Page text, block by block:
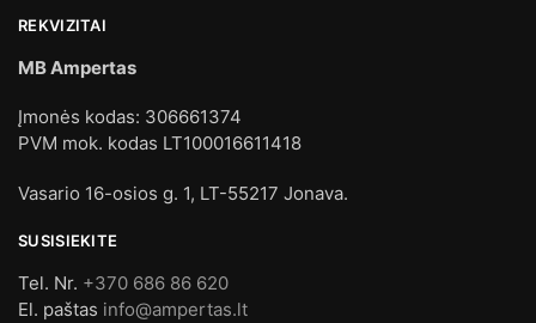
REKVIZITAI
MB Ampertas
Įmonės kodas: 306661374
PVM mok. kodas LT100016611418
Vasario 16-osios g. 1, LT-55217 Jonava.
SUSISIEKITE
Tel. Nr. +370 686 86 620
El. paštas info@ampertas.lt